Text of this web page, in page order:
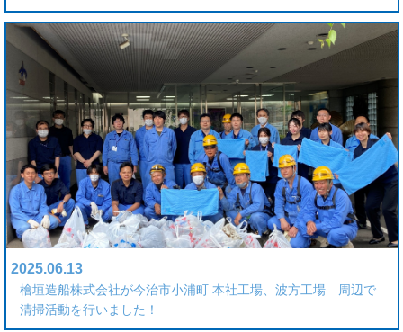
2025.06.13
檜垣造船株式会社が今治市小浦町 本社工場、波方工場 周辺で
清掃活動を行いました！